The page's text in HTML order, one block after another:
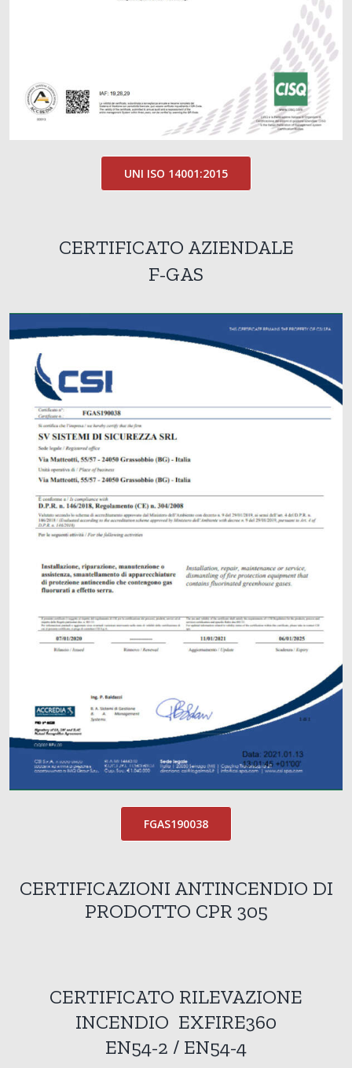
UNI ISO 14001:2015
CERTIFICATO AZIENDALE
F-GAS
FGAS190038
CERTIFICAZIONI ANTINCENDIO DI
PRODOTTO CPR 305
CERTIFICATO RILEVAZIONE
INCENDIO EXFIRE360
EN54-2 / ​​EN54-4